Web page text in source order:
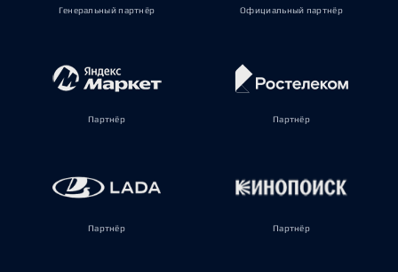
Генеральный партнёр Официальный партнёр
Партнёр Партнёр
Партнёр Партнёр